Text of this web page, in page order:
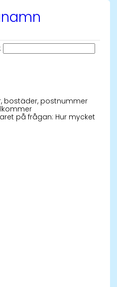
bostäder, postnummer
på frågan: Hur mycket